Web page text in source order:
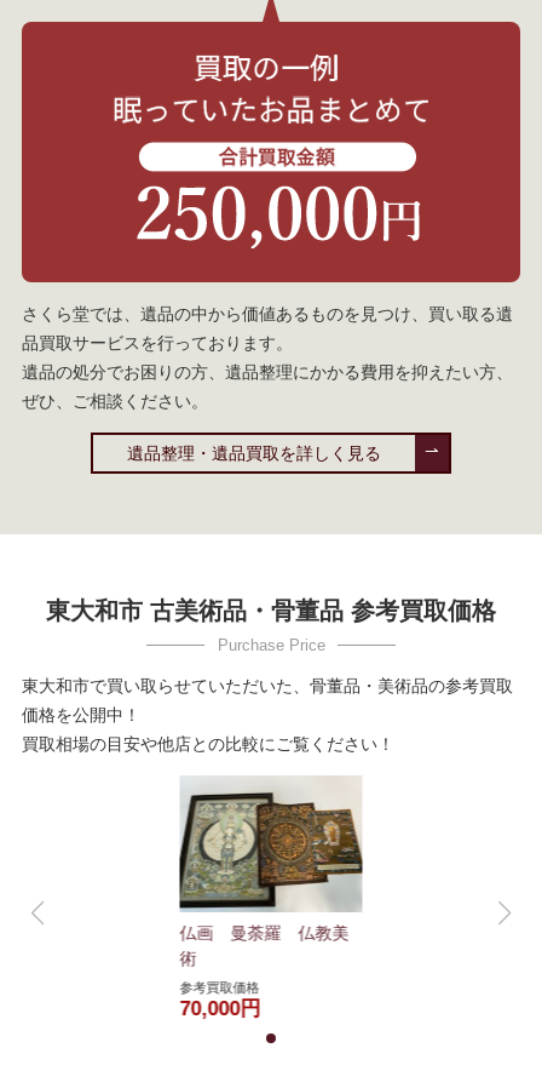
さくら堂では、遺品の中から価値あるものを見つけ、買い取る遺
品買取サービスを行っております。
遺品の処分でお困りの方、遺品整理にかかる費用を抑えたい方、
ぜひ、ご相談ください。
遺品整理・遺品買取を詳しく見る
東大和市 古美術品・骨董品 参考買取価格
東大和市で買い取らせていただいた、骨董品・美術品の参考買取
価格を公開中！
買取相場の目安や他店との比較にご覧ください！
仏画 曼荼羅 仏教美
術
参考買取価格
70,000円